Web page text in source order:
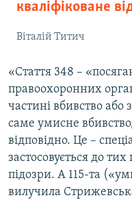
кваліфіковане
Віталій Титич
«Стаття 348 –
правоохоронних
частині вбивство або
саме умисне
відповідно. Це –
застосовується до
підозри. А 115-та
вилучила